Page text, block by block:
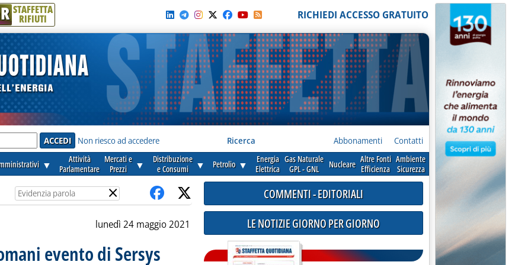
R STAFFETTA
RIFIUTI RICHIEDI ACCESSO GRATUITO
Non riesco ad accedere Ricerca Abbonamenti Contatti
▼
Attività
Parlamentare
Mercati e
Prezzi
▼
Distribuzione
e Consumi
▼ Petrolio ▼
Energia
Elettrica
Gas Naturale
GPL - GNL
Nucleare Altre Fonti
Efficienza
Ambiente
Sicurezza
×
lunedì 24 maggio 2021
evento di Sersys
COMMENTI - EDITORIALI
LE NOTIZIE GIORNO PER GIORNO